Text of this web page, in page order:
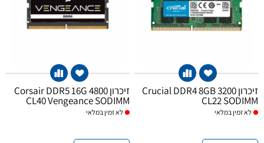
זיכרון Crucial DDR4 8GB 3200
CL22 SODIMM
לאזמין במלאי
זיכרון Corsair DDR5 16G 4800
CL40 Vengeance SODIMM
לאזמין במלאי